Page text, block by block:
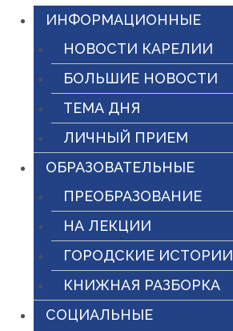
ИНФОРМАЦИОННЫЕ
НОВОСТИ КАРЕЛИИ
БОЛЬШИЕ НОВОСТИ
ТЕМА ДНЯ
ЛИЧНЫЙ ПРИЕМ
ОБРАЗОВАТЕЛЬНЫЕ
ПРЕОБРАЗОВАНИЕ
НА ЛЕКЦИИ
ГОРОДСКИЕ ИСТОРИИ
КНИЖНАЯ РАЗБОРКА
СОЦИАЛЬНЫЕ